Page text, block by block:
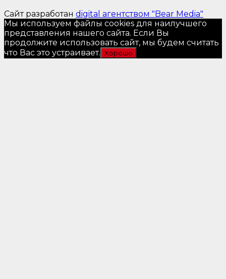
Сайт разработан digital агентством "Bear Media"
Мы используем файлы cookies для наилучшего
представления нашего сайта. Если Вы
продолжите использовать сайт, мы будем считать
что Вас это устраивает. Хорошо